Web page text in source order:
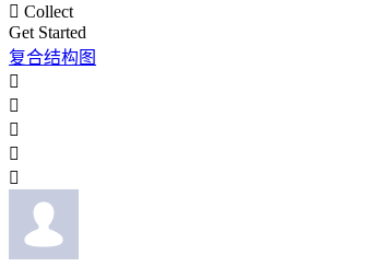
 Collect
Get Started
复合结构图




